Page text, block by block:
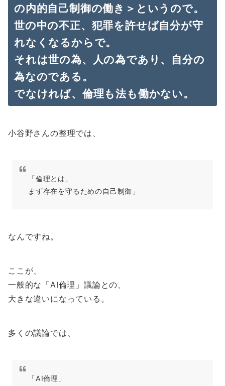
の内的自己制御の働き＞というので。
世の中の不正、犯罪を許せば自分が守
れなくなるからで。
それは世の為、人の為であり、自分の
為なのである。
でなければ、倫理も法も働かない。
小谷野さんの整理では、
「倫理とは、
まず存在を守るための自己制御」
なんですね。
ここが、
一般的な「AI倫理」議論との、
大きな違いになっている。
多くの議論では、
「AI倫理」